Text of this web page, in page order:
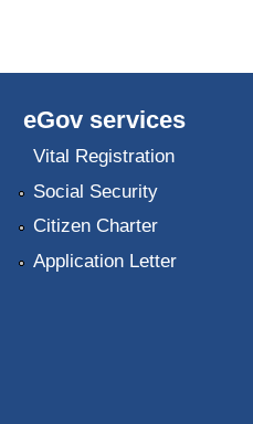
eGov services
Vital Registration
Social Security
Citizen Charter
Application Letter